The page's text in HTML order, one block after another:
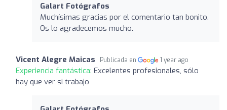
Galart Fotógrafos
Muchísimas gracias por el comentario tan bonito.
Os lo agradecemos mucho.
Vicent Alegre Maicas Publicada en 1 year ago
Experiencia fantástica: Excelentes profesionales, sólo
hay que ver si trabajo